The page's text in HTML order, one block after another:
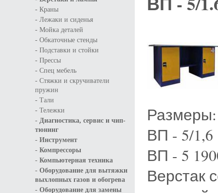
- Краны
- Лежаки и сиденья
- Мойка деталей
- Обкаточные стенды
- Подставки и стойки
- Прессы
- Спец мебель
- Стяжки и скручиватели
пружин
- Тали
- Тележки
- Диагностика, сервис и чип-
тюнинг
- Инструмент
- Компрессоры
- Компьютерная техника
- Оборудование для вытяжки
выхлопных газов и обогрева
- Оборудование для замены
Размеры:
ВП - 5/1,6
ВП - 5
Верстак